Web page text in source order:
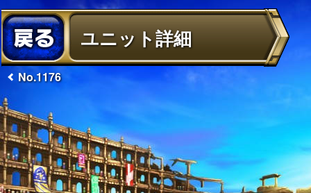
ユニット詳細
No.1176